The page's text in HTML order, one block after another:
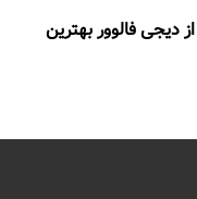
دیجی فالوور بهترین